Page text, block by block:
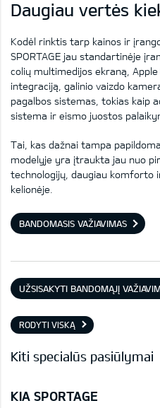
Daugiau vertės
Kodėl rinktis tarp kainos ir
SPORTAGE jau standartinėje
colių multimedijos ekraną,
integraciją, galinio vaizdo
pagalbos sistemas, tokias kaip
sistema ir eismo juostos
Tai, kas dažnai tampa
modelyje yra įtraukta jau nuo
technologijų, daugiau komforto
kelionėje.
BANDOMASIS VAŽIAVIMAS
UŽSISAKYTI BANDOMĄJĮ
RODYTI VISKĄ
Kiti specialūs pasiūlymai
KIA SPORTAGE